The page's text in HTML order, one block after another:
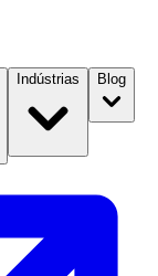
Indústrias Blog